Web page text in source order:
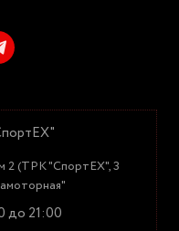
2 (ТРК "СпортЕХ", 3
до 21:00